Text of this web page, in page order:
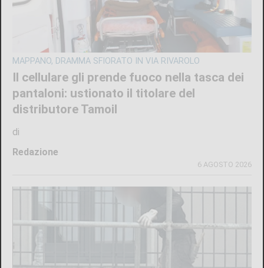
MAPPANO, DRAMMA SFIORATO IN VIA RIVAROLO
Il cellulare gli prende fuoco nella tasca dei
pantaloni: ustionato il titolare del
distributore Tamoil
di
Redazione
6 AGOSTO 2026